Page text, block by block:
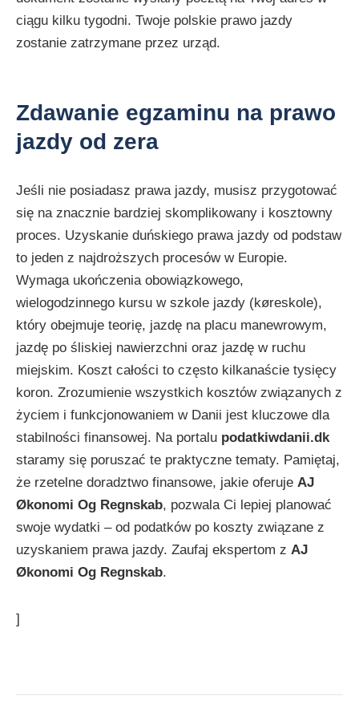
ciągu kilku tygodni. Twoje polskie prawo jazdy
zostanie zatrzymane przez urząd.
Zdawanie egzaminu na prawo
jazdy od zera
Jeśli nie posiadasz prawa jazdy, musisz przygotować
się na znacznie bardziej skomplikowany i kosztowny
proces. Uzyskanie duńskiego prawa jazdy od podstaw
to jeden z najdroższych procesów w Europie.
Wymaga ukończenia obowiązkowego,
wielogodzinnego kursu w szkole jazdy (køreskole),
który obejmuje teorię, jazdę na placu manewrowym,
jazdę po śliskiej nawierzchni oraz jazdę w ruchu
miejskim. Koszt całości to często kilkanaście tysięcy
koron. Zrozumienie wszystkich kosztów związanych z
życiem i funkcjonowaniem w Danii jest kluczowe dla
stabilności finansowej. Na portalu podatkiwdanii.dk
staramy się poruszać te praktyczne tematy. Pamiętaj,
że rzetelne doradztwo finansowe, jakie oferuje AJ
Økonomi Og Regnskab, pozwala Ci lepiej planować
swoje wydatki – od podatków po koszty związane z
uzyskaniem prawa jazdy. Zaufaj ekspertom z AJ
Økonomi Og Regnskab.
]